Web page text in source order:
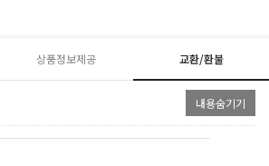
상품정보제공 교환/환불
내용숨기기